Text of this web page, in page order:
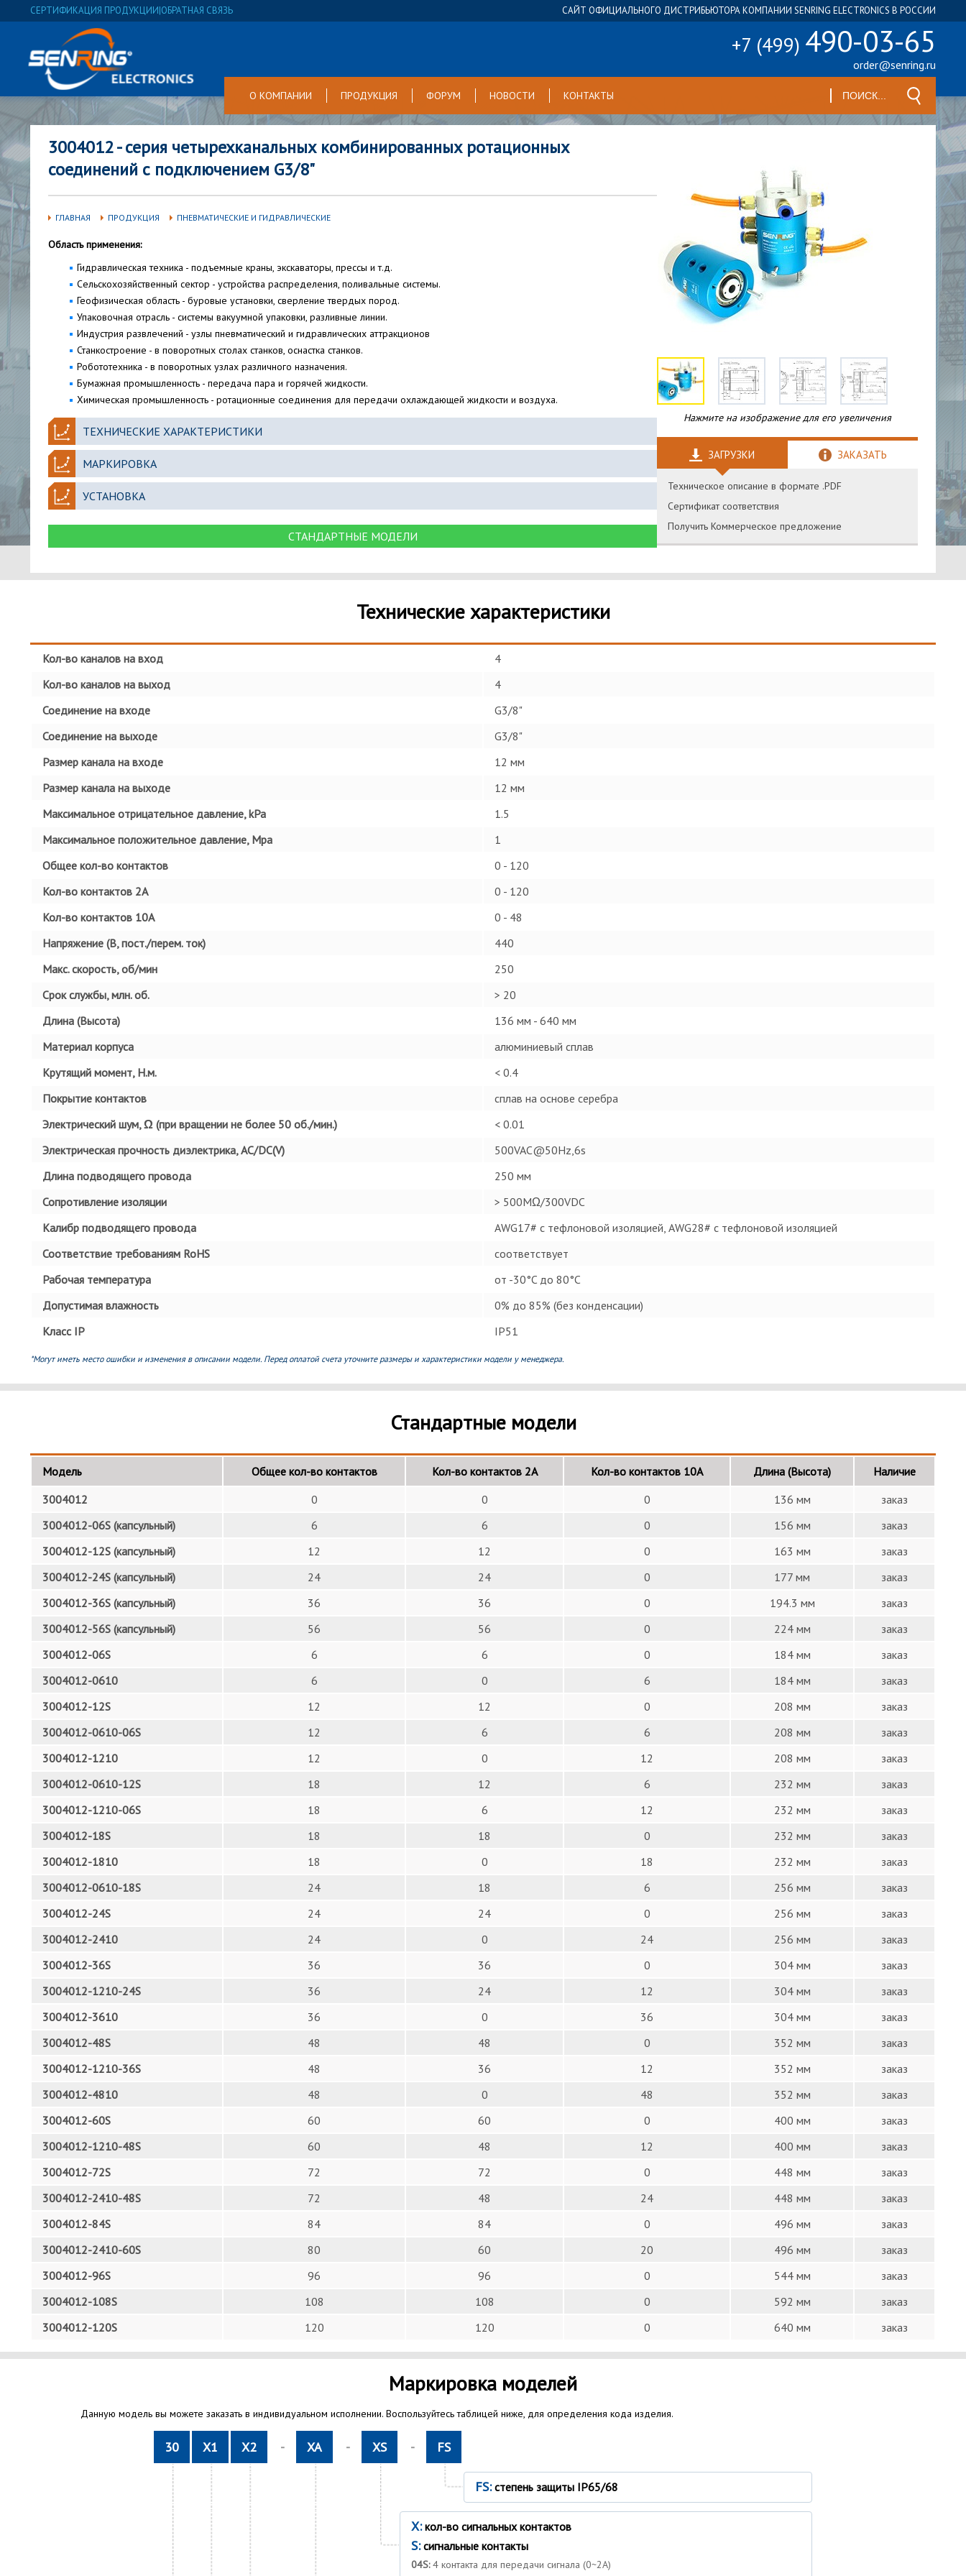
СЕРТИФИКАЦИЯ ПРОДУКЦИИ|ОБРАТНАЯ СВЯЗЬ САЙТ ОФИЦИАЛЬНОГО ДИСТРИБЬЮТОРА КОМПАНИИ SENRING ELECTRONICS В РОССИИ
+7 (499) 490-03-65
order@senring.ru
О КОМПАНИИ ПРОДУКЦИЯ ФОРУМ НОВОСТИ КОНТАКТЫ
3004012 - серия четырехканальных комбинированных ротационных
соединений с подключением G3/8"
ГЛАВНАЯ ПРОДУКЦИЯ ПНЕВМАТИЧЕСКИЕ И ГИДРАВЛИЧЕСКИЕ
Область применения:
Гидравлическая техника - подъемные краны, экскаваторы, прессы и т.д.
Сельскохозяйственный сектор - устройства распределения, поливальные системы.
Геофизическая область - буровые установки, сверление твердых пород.
Упаковочная отрасль - системы вакуумной упаковки, разливные линии.
Индустрия развлечений - узлы пневматический и гидравлических аттракционов
Станкостроение - в поворотных столах станков, оснастка станков.
Робототехника - в поворотных узлах различного назначения.
Бумажная промышленность - передача пара и горячей жидкости.
Химическая промышленность - ротационные соединения для передачи охлаждающей жидкости и воздуха.
ТЕХНИЧЕСКИЕ ХАРАКТЕРИСТИКИ
МАРКИРОВКА
УСТАНОВКА
СТАНДАРТНЫЕ МОДЕЛИ
Нажмите на изображение для его увеличения
ЗАГРУЗКИ ЗАКАЗАТЬ
Техническое описание в формате .PDF
Сертификат соответствия
Получить Коммерческое предложение
Технические характеристики
Кол-во каналов на вход
4
Кол-во каналов на выход
4
Соединение на входе
G3/8"
Соединение на выходе
G3/8"
Размер канала на входе
12 мм
Размер канала на выходе
12 мм
Максимальное отрицательное давление, kPa
1.5
Максимальное положительное давление, Mpa
1
Общее кол-во контактов
0 - 120
Кол-во контактов 2А
0 - 120
Кол-во контактов 10А
0 - 48
Напряжение (В, пост./перем. ток)
440
Макс. скорость, об/мин
250
Срок службы, млн. об.
> 20
Длина (Высота)
136 мм - 640 мм
Материал корпуса
алюминиевый сплав
Крутящий момент, Н.м.
< 0.4
Покрытие контактов
сплав на основе серебра
Электрический шум, Ω (при вращении не более 50 об./мин.)
< 0.01
Электрическая прочность диэлектрика, AC/DC(V)
500VAC@50Hz,6s
Длина подводящего провода
250 мм
Сопротивление изоляции
> 500MΩ/300VDC
Калибр подводящего провода
AWG17# с тефлоновой изоляцией, AWG28# с тефлоновой изоляцией
Соответствие требованиям RoHS
соответствует
Рабочая температура
от -30°C до 80°C
Допустимая влажность
0% до 85% (без конденсации)
Класс IP
IP51
*Могут иметь место ошибки и изменения в описании модели. Перед оплатой счета уточните размеры и характеристики модели у менеджера.
Стандартные модели
Модель Общее кол-во контактов Кол-во контактов 2А Кол-во контактов 10А Длина (Высота)
Наличие
3004012
0 0 0 136 мм
заказ
3004012-06S (капсульный)
6 6 0 156 мм
заказ
3004012-12S (капсульный)
12 12 0 163 мм
заказ
3004012-24S (капсульный)
24 24 0 177 мм
заказ
3004012-36S (капсульный)
36 36 0 194.3 мм
заказ
3004012-56S (капсульный)
56 56 0 224 мм
заказ
3004012-06S
6 6 0 184 мм
заказ
3004012-0610
6 0 6 184 мм
заказ
3004012-12S
12 12 0 208 мм
заказ
3004012-0610-06S
12 6 6 208 мм
заказ
3004012-1210
12 0 12 208 мм
заказ
3004012-0610-12S
18 12 6 232 мм
заказ
3004012-1210-06S
18 6 12 232 мм
заказ
3004012-18S
18 18 0 232 мм
заказ
3004012-1810
18 0 18 232 мм
заказ
3004012-0610-18S
24 18 6 256 мм
заказ
3004012-24S
24 24 0 256 мм
заказ
3004012-2410
24 0 24 256 мм
заказ
3004012-36S
36 36 0 304 мм
заказ
3004012-1210-24S
36 24 12 304 мм
заказ
3004012-3610
36 0 36 304 мм
заказ
3004012-48S
48 48 0 352 мм
заказ
3004012-1210-36S
48 36 12 352 мм
заказ
3004012-4810
48 0 48 352 мм
заказ
3004012-60S
60 60 0 400 мм
заказ
3004012-1210-48S
60 48 12 400 мм
заказ
3004012-72S
72 72 0 448 мм
заказ
3004012-2410-48S
72 48 24 448 мм
заказ
3004012-84S
84 84 0 496 мм
заказ
3004012-2410-60S
80 60 20 496 мм
заказ
3004012-96S
96 96 0 544 мм
заказ
3004012-108S
108 108 0 592 мм
заказ
3004012-120S
120 120 0 640 мм заказ
Маркировка моделей
Данную модель вы можете заказать в индивидуальном исполнении. Воспользуйтесь таблицей ниже, для определения кода изделия.
30 X1 X2 - XA - XS - FS
FS: степень защиты IP65/68
X: кол-во сигнальных контактов
S: сигнальные контакты
04S:4 контакта для передачи сигнала (0~2A)